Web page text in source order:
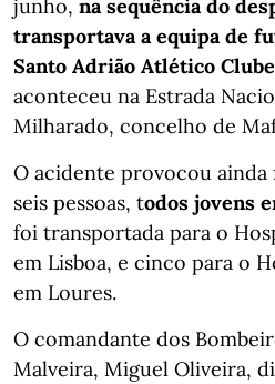
junho, na sequência do
transportava a equipa de
Santo Adrião Atlético Clube
aconteceu na Estrada
Milharado, concelho de
O acidente provocou ainda
seis pessoas, todos jovens
foi transportada para o
em Lisboa, e cinco para o
em Loures.
O comandante dos
Malveira, Miguel Oliveira,